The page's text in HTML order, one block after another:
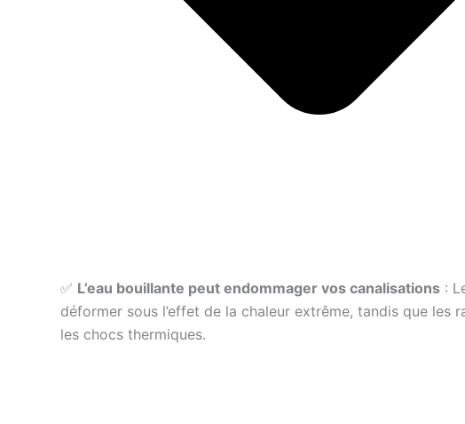
✅ L’eau bouillante peut endommager vos canalisations :
déformer sous l’effet de la chaleur extrême, tandis que les
les chocs thermiques.